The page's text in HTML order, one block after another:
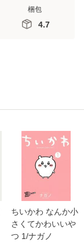
梱包
4.7
ちいかわ なんか小
さくてかわいいや
つ 1/ナガノ